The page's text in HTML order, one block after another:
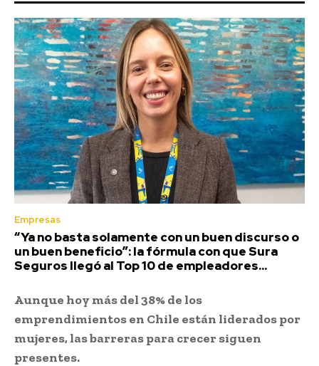
Empresas
“Ya no basta solamente con un buen discurso o
un buen beneficio”: la fórmula con que Sura
Seguros llegó al Top 10 de empleadores...
Aunque hoy más del 38% de los
emprendimientos en Chile están liderados por
mujeres, las barreras para crecer siguen
presentes.